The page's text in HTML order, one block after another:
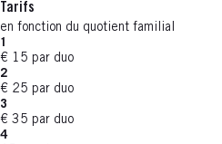
Tarifs
en fonction du quotient familial
1
€ 15 par duo
2
€ 25 par duo
3
€ 35 par duo
4